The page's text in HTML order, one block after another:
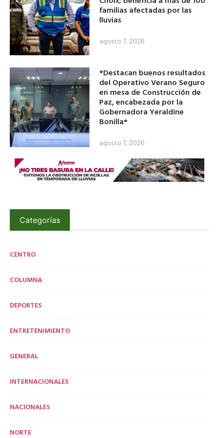
familias afectadas por las
lluvias
agosto 7, 2026
*Destacan buenos resultados
del Operativo Verano Seguro
en mesa de Construcción de
Paz, encabezada por la
Gobernadora Yeraldine
Bonilla*
agosto 7, 2026
Categorías
CENTRO
COLUMNA
DEPORTES
ENTRETENIMIENTO
GENERAL
INTERNACIONALES
NACIONALES
NORTE